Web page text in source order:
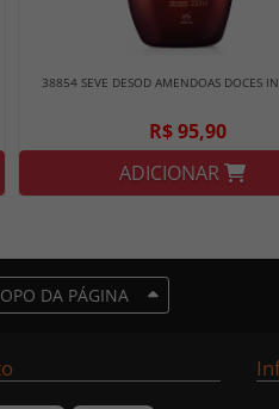
38854 SEVE DESOD AMENDOAS DOCES
R$ 95,90
ADICIONAR
DA PÁGINA